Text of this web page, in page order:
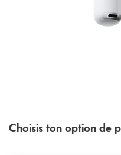
Choisis ton option de